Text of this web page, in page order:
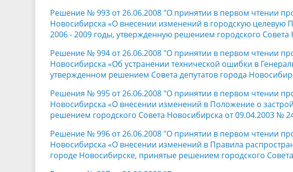
Решение № 993 от 26.06.2008 "О принятии в первом чтении
Новосибирска «О внесении изменений в городскую
2006 - 2009 годы, утвержденную решением городского
Решение № 994 от 26.06.2008 "О принятии в первом чтении
Новосибирска «Об устранении технической ошибки в
утвержденном решением Совета депутатов города
Решения № 995 от 26.06.2008 "О принятии в первом чтении
Новосибирска «О внесении изменений в Положение о
решением городского Совета Новосибирска от 09.04.2003 №
Решение № 996 от 26.06.2008 "О принятии в первом чтении
Новосибирска «О внесении изменений в Правила
городе Новосибирске, принятые решением городского